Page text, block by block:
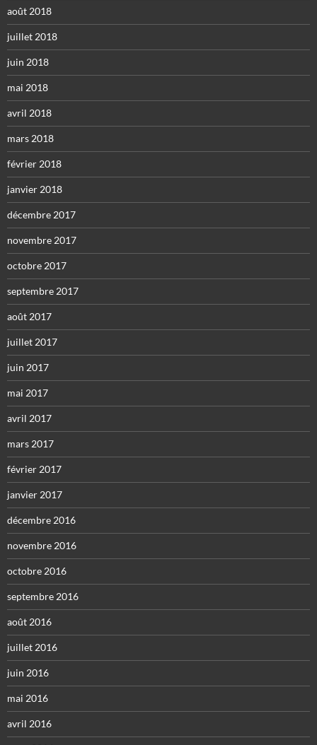
août 2018
juillet 2018
juin 2018
mai 2018
avril 2018
mars 2018
février 2018
janvier 2018
décembre 2017
novembre 2017
octobre 2017
septembre 2017
août 2017
juillet 2017
juin 2017
mai 2017
avril 2017
mars 2017
février 2017
janvier 2017
décembre 2016
novembre 2016
octobre 2016
septembre 2016
août 2016
juillet 2016
juin 2016
mai 2016
avril 2016